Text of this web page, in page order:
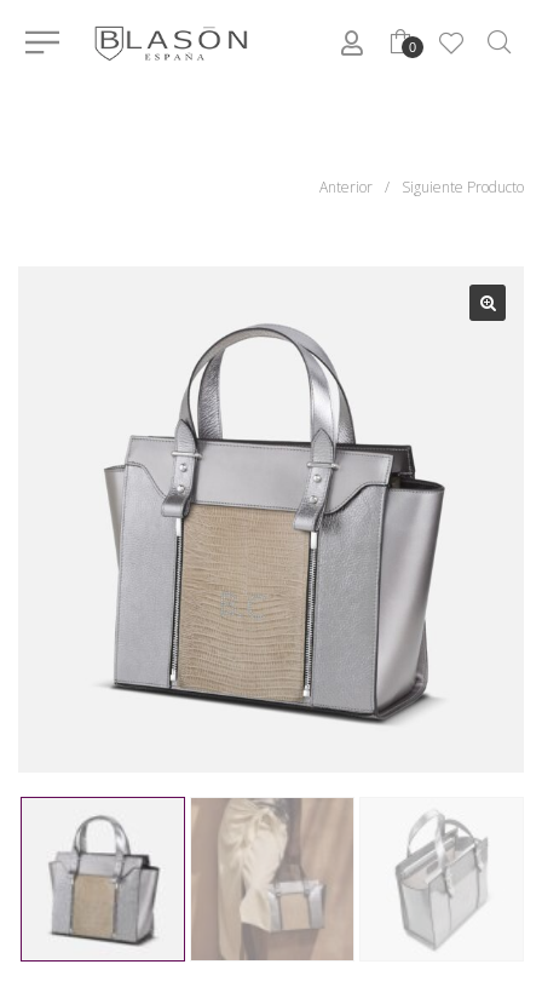
0
Anterior / Siguiente Producto